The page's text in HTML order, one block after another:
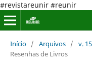
#revistareunir #reunir
Início / Arquivos / v.
Resenhas de Livros